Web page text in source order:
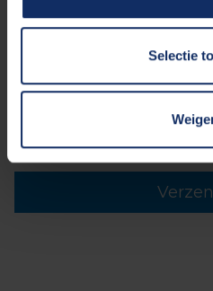
Selectie
Ja, ik ga akkoord met